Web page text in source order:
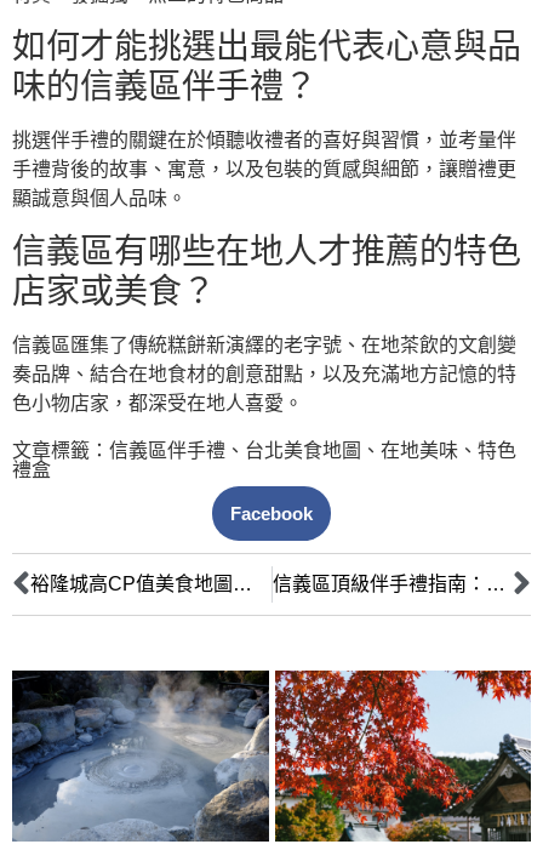
如何才能挑選出最能代表心意與品
味的信義區伴手禮？
挑選伴手禮的關鍵在於傾聽收禮者的喜好與習慣，並考量伴
手禮背後的故事、寓意，以及包裝的質感與細節，讓贈禮更
顯誠意與個人品味。
信義區有哪些在地人才推薦的特色
店家或美食？
信義區匯集了傳統糕餅新演繹的老字號、在地茶飲的文創變
奏品牌、結合在地食材的創意甜點，以及充滿地方記憶的特
色小物店家，都深受在地人喜愛。
文章標籤： 信義區伴手禮 、 台北美食地圖 、 在地美味 、 特色
禮盒
Facebook
裕隆城高CP值美食地圖：上班族與家庭的省錢美味全攻略 信義區頂級伴手禮指南：為都會專業人士精選的品味之選